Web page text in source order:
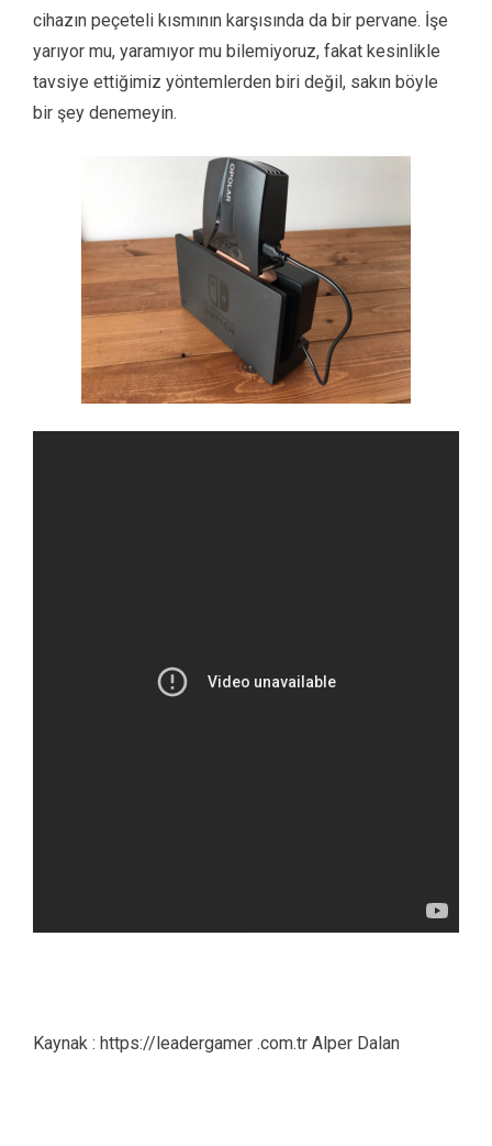
cihazın peçeteli kısmının karşısında da bir pervane. İşe
yarıyor mu, yaramıyor mu bilemiyoruz, fakat kesinlikle
tavsiye ettiğimiz yöntemlerden biri değil, sakın böyle
bir şey denemeyin.
Kaynak : https://leadergamer .com.tr Alper Dalan